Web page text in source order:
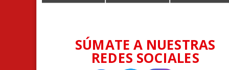
SÚMATE A NUESTRAS
REDES SOCIALES